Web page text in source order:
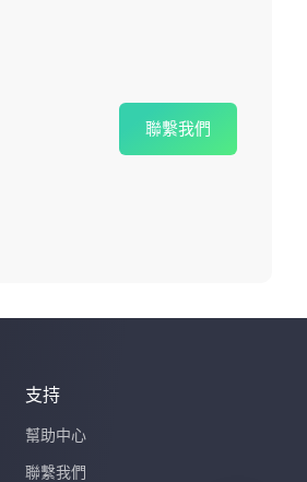
聯繫我們
支持
幫助中心
聯繫我們